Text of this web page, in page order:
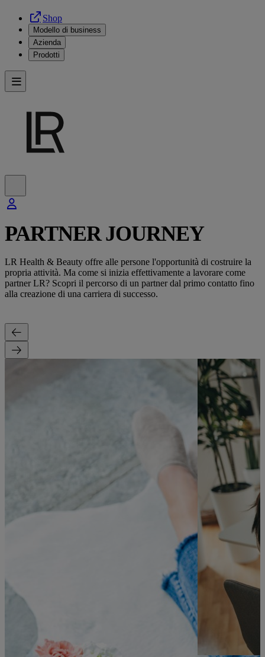
Shop
Modello di business
Azienda
Prodotti
PARTNER JOURNEY
LR Health & Beauty offre alle persone l'opportunità di costruire la
propria attività. Ma come si inizia effettivamente a lavorare come
partner LR? Scopri il percorso di un partner dal primo contatto fino
alla creazione di una carriera di successo.